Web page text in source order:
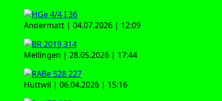
Andermatt | 04.07.2026 | 12:09
Mellingen | 28.05.2026 | 17:44
Huttwil | 06.04.2026 | 15:16